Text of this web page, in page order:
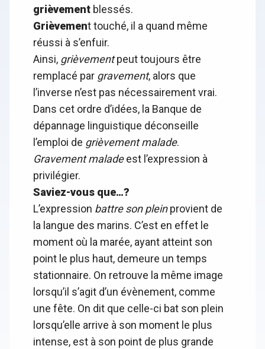
grièvement blessés.
Grièvement touché, il a quand même
réussi à s’enfuir.
Ainsi, grièvementpeut toujours être
remplacé par gravement, alors que
l’inverse n’est pas nécessairement vrai.
Dans cet ordre d’idées, la Banque de
dépannage linguistique déconseille
l’emploi de grièvement malade.
Gravement maladeest l’expression à
privilégier.
Saviez-vous que…?
L’expression battre son pleinprovient de
la langue des marins. C’est en effet le
moment où la marée, ayant atteint son
point le plus haut, demeure un temps
stationnaire. On retrouve la même image
lorsqu’il s’agit d’un évènement, comme
une fête. On dit que celle-ci bat son plein
lorsqu’elle arrive à son moment le plus
intense, est à son point de plus grande